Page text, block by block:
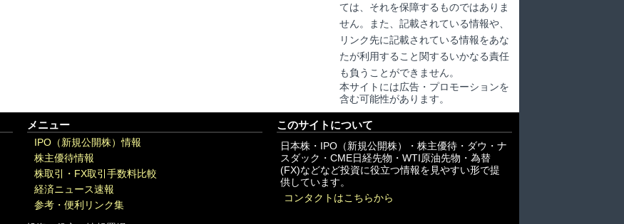
ては、それを保障するものではありま
せん。また、記載されている情報や、
リンク先に記載されている情報をあな
たが利用すること関するいかなる責任
も負うことができません。
本サイトには広告・プロモーションを
含む可能性があります。
メニュー
IPO（新規公開株）情報
株主優待情報
株取引・FX取引手数料比較
経済ニュース速報
参考・便利リンク集
このサイトについて
日本株・IPO（新規公開株）・株主優待・ダウ・ナ
スダック・CME日経先物・WTI原油先物・為替
(FX)などなど投資に役立つ情報を見やすい形で提
供しています。
コンタクトはこちらから